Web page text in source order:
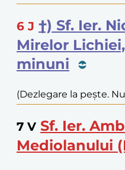
6 J †) Sf. Ier.
Mirelor
minuni
(Dezlegare la pește.
7 V Sf. Ier.
Mediolanului